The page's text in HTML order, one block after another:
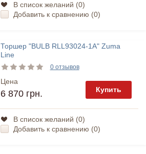
В список желаний (0)
Добавить к сравнению (0)
Торшер "BULB RLL93024-1A" Zuma
Line
0 отзывов
Цена
6 870 грн. Купить
В список желаний (0)
Добавить к сравнению (0)